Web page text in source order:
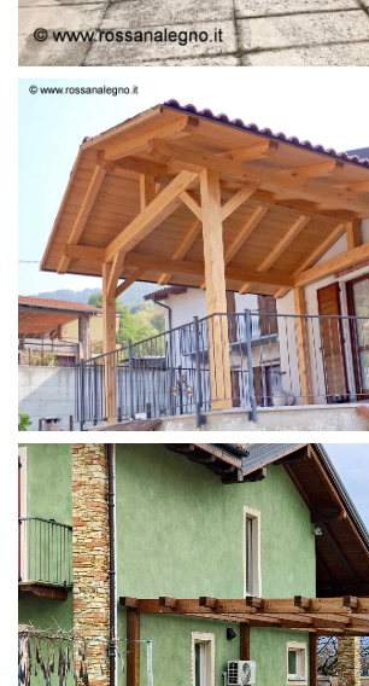
STRUTTURA LAMELLARE PRETAGLIATO